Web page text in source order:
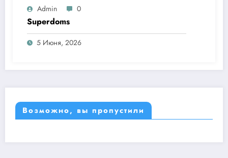
Admin 0
Superdoms
5 Июня, 2026
Возможно, вы пропустили